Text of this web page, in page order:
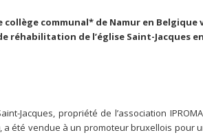
collège communal* de Namur en Belgique
réhabilitation de l’église Saint-Jacques en
Jacques, propriété de l’association
a été vendue à un promoteur bruxellois pour